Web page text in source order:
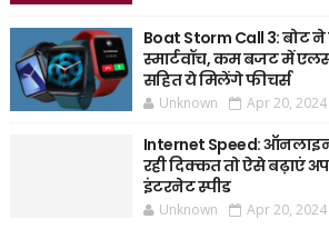
Boat Storm Call 3: बोट ने
स्मार्टवॉच, कम बजट में
सहित ये मिलेंगे फीचर्स
Unknown Apr 20, 2024
Internet Speed:
रही दिक्कत तो ऐसे बढ़ाएं
इंटरनेट स्पीड
Unknown Apr 20, 2024